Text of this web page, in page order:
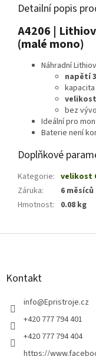
Detailní popis
A4206 |
(malé mono)
Náhradní
napětí
velikost
bez
Ideální pro
Baterie není
Doplňkové
Kategorie: velikost
Záruka:
6 měsíců
Hmotnost: 0.08 kg
Z
Kontakt
info@Epristroje.cz
+420 777 794 401
+420 777 794 404